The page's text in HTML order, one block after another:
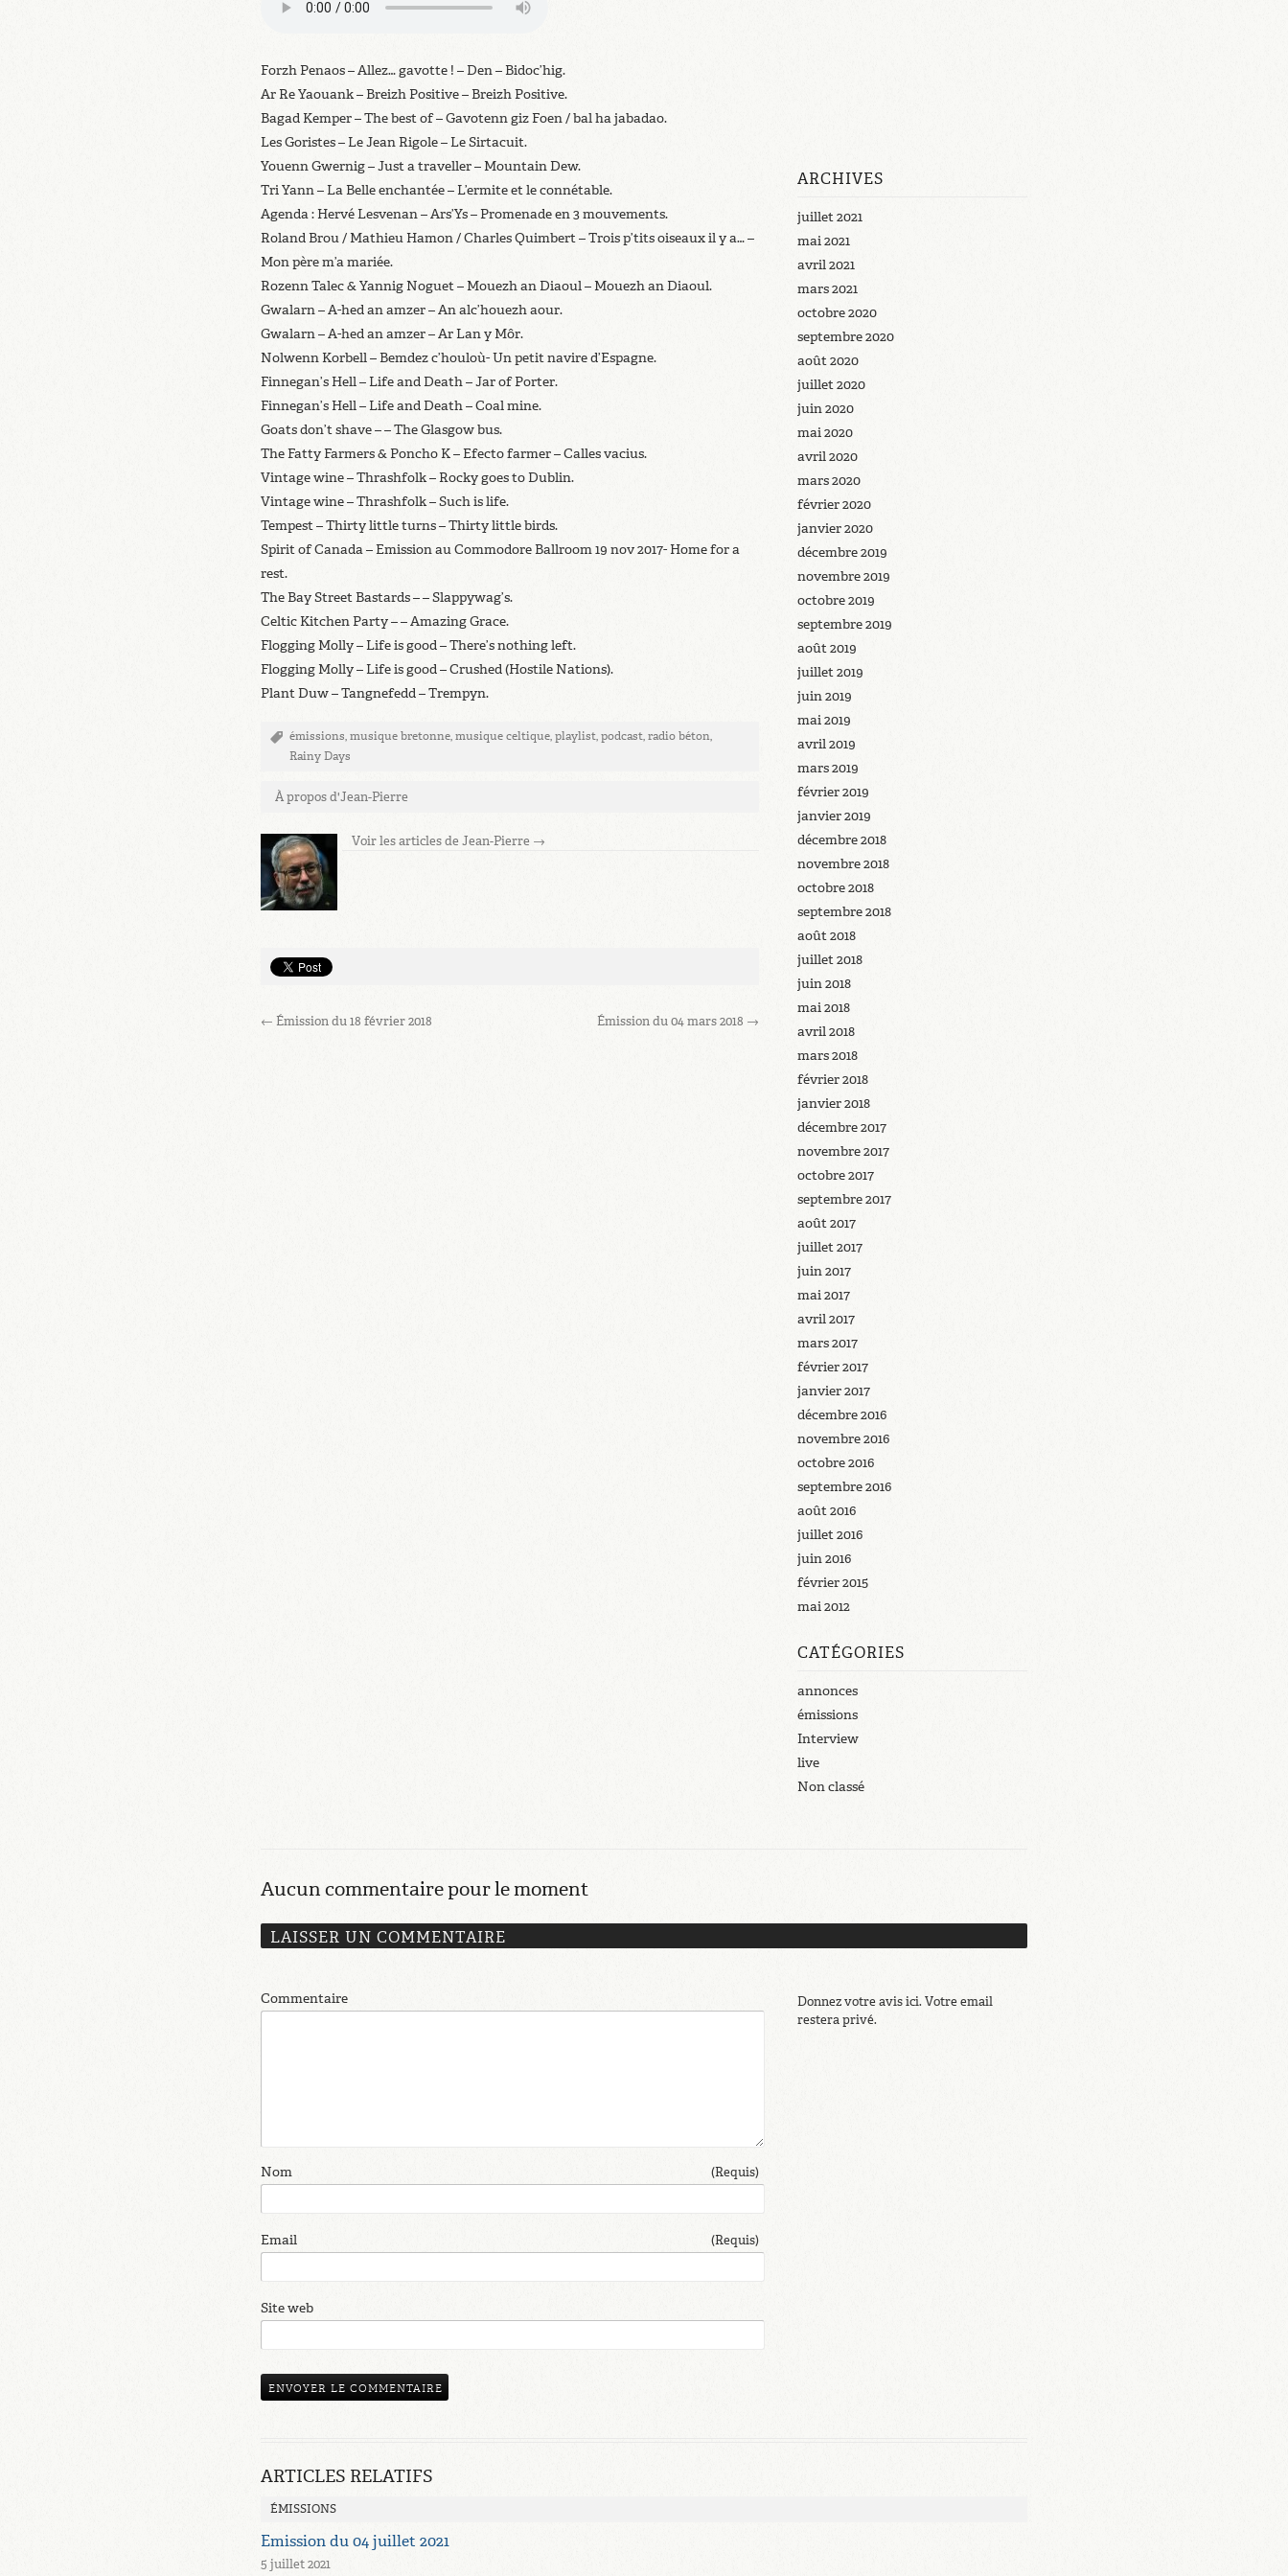
Forzh Penaos – Allez… gavotte ! – Den – Bidoc’hig.
Ar Re Yaouank – Breizh Positive – Breizh Positive.
Bagad Kemper – The best of – Gavotenn giz Foen / bal ha jabadao.
Les Goristes – Le Jean Rigole – Le Sirtacuit.
Youenn Gwernig – Just a traveller – Mountain Dew.
Tri Yann – La Belle enchantée – L’ermite et le connétable.
Agenda : Hervé Lesvenan – Ars’Ys – Promenade en 3 mouvements.
Roland Brou / Mathieu Hamon / Charles Quimbert – Trois p’tits oiseaux il y a… –
Mon père m’a mariée.
Rozenn Talec & Yannig Noguet – Mouezh an Diaoul – Mouezh an Diaoul.
Gwalarn – A-hed an amzer – An alc’houezh aour.
Gwalarn – A-hed an amzer – Ar Lan y Môr.
Nolwenn Korbell – Bemdez c’houloù- Un petit navire d’Espagne.
Finnegan’s Hell – Life and Death – Jar of Porter.
Finnegan’s Hell – Life and Death – Coal mine.
Goats don’t shave – – The Glasgow bus.
The Fatty Farmers & Poncho K – Efecto farmer – Calles vacius.
Vintage wine – Thrashfolk – Rocky goes to Dublin.
Vintage wine – Thrashfolk – Such is life.
Tempest – Thirty little turns – Thirty little birds.
Spirit of Canada – Emission au Commodore Ballroom 19 nov 2017- Home for a
rest.
The Bay Street Bastards – – Slappywag’s.
Celtic Kitchen Party – – Amazing Grace.
Flogging Molly – Life is good – There’s nothing left.
Flogging Molly – Life is good – Crushed (Hostile Nations).
Plant Duw – Tangnefedd – Trempyn.
émissions,musique bretonne,musique celtique,playlist,podcast,radio béton,
Rainy Days
À propos d'Jean-Pierre
Voir les articles de Jean-Pierre →
← Émission du 18 février 2018 Émission du 04 mars 2018 →
ARCHIVES
juillet 2021
mai 2021
avril 2021
mars 2021
octobre 2020
septembre 2020
août 2020
juillet 2020
juin 2020
mai 2020
avril 2020
mars 2020
février 2020
janvier 2020
décembre 2019
novembre 2019
octobre 2019
septembre 2019
août 2019
juillet 2019
juin 2019
mai 2019
avril 2019
mars 2019
février 2019
janvier 2019
décembre 2018
novembre 2018
octobre 2018
septembre 2018
août 2018
juillet 2018
juin 2018
mai 2018
avril 2018
mars 2018
février 2018
janvier 2018
décembre 2017
novembre 2017
octobre 2017
septembre 2017
août 2017
juillet 2017
juin 2017
mai 2017
avril 2017
mars 2017
février 2017
janvier 2017
décembre 2016
novembre 2016
octobre 2016
septembre 2016
août 2016
juillet 2016
juin 2016
février 2015
mai 2012
CATÉGORIES
annonces
émissions
Interview
live
Non classé
Aucun commentaire pour le moment
LAISSER UN COMMENTAIRE
Commentaire
Nom (Requis)
Email (Requis)
Site web
Donnez votre avis ici. Votre email
restera privé.
ARTICLES RELATIFS
ÉMISSIONS
Emission du 04 juillet 2021
5 juillet 2021